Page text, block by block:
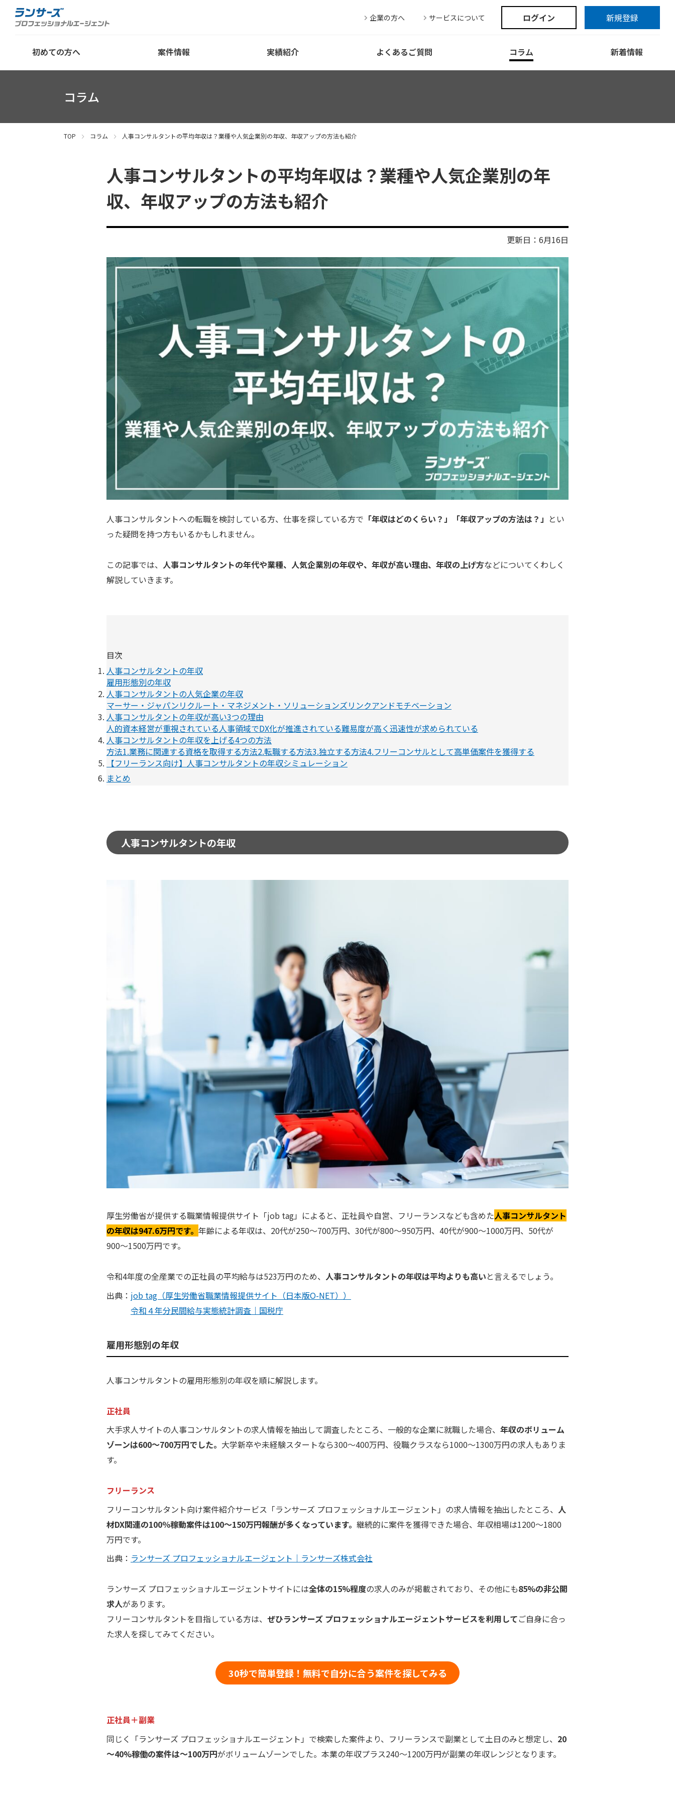
初めての方へ 案件情報 実績紹介 よくあるご質問 コラム 新着情報
企業の方へ サービスについて ログイン 新規登録
コラム
TOP コラム 人事コンサルタントの平均年収は？業種や人気企業別の年収、年収アップの方法も紹介
人事コンサルタントの平均年収は？業種や人気企業別の年
収、年収アップの方法も紹介
更新日：6月16日
人事コンサルタントへの転職を検討している方、仕事を探している方で 「年収はどのくらい？」「年収アップの方法は？」 とい
った疑問を持つ方もいるかもしれません。
この記事では、 人事コンサルタントの年代や業種、人気企業別の年収や、年収が高い理由、年収の上げ方などについてくわしく
解説していきます。
目次
人事コンサルタントの年収
雇用形態別の年収
人事コンサルタントの人気企業の年収
マーサー・ジャパンリクルート・マネジメント・ソリューションズリンクアンドモチベーション
人事コンサルタントの年収が高い3つの理由
人的資本経営が重視されている人事領域でDX化が推進されている難易度が高く迅速性が求められている
人事コンサルタントの年収を上げる4つの方法
方法1.業務に関連する資格を取得する方法2.転職する方法3.独立する方法4.フリーコンサルとして高単価案件を獲得する
【フリーランス向け】人事コンサルタントの年収シミュレーション
まとめ
人事コンサルタントの年収
厚生労働省が提供する職業情報提供サイト「job tag」によると、正社員や自営、フリーランスなども含めた人事コンサルタント
の年収は947.6万円です。 年齢による年収は、20代が250〜700万円、30代が800〜950万円、40代が900〜1000万円、50代が
900〜1500万円です。
令和4年度の全産業での正社員の平均給与は523万円のため、 人事コンサルタントの年収は平均よりも高いと言えるでしょう。
出典： job tag（厚生労働省職業情報提供サイト（日本版O-NET））
令和４年分民間給与実態統計調査｜国税庁
雇用形態別の年収
人事コンサルタントの雇用形態別の年収を順に解説します。
正社員
大手求人サイトの人事コンサルタントの求人情報を抽出して調査したところ、一般的な企業に就職した場合、 年収のボリューム
ゾーンは600～700万円でした。 大学新卒や未経験スタートなら300～400万円、役職クラスなら1000～1300万円の求人もありま
す。
フリーランス
フリーコンサルタント向け案件紹介サービス「ランサーズ プロフェッショナルエージェント」の求人情報を抽出したところ、 人
材DX関連の100％稼動案件は100～150万円報酬が多くなっています。 継続的に案件を獲得できた場合、年収相場は1200～1800
万円です。
出典： ランサーズ プロフェッショナルエージェント｜ランサーズ株式会社
ランサーズ プロフェッショナルエージェントサイトには全体の15%程度の求人のみが掲載されており、その他にも85%の非公開
求人があります。
フリーコンサルタントを目指している方は、 ぜひランサーズ プロフェッショナルエージェントサービスを利用してご自身に合っ
た求人を探してみてください。
30秒で簡単登録！無料で自分に合う案件を探してみる
正社員＋副業
同じく「ランサーズ プロフェッショナルエージェント」で検索した案件より、フリーランスで副業として土日のみと想定し、 20
～40%稼働の案件は～100万円がボリュームゾーンでした。本業の年収プラス240～1200万円が副業の年収レンジとなります。